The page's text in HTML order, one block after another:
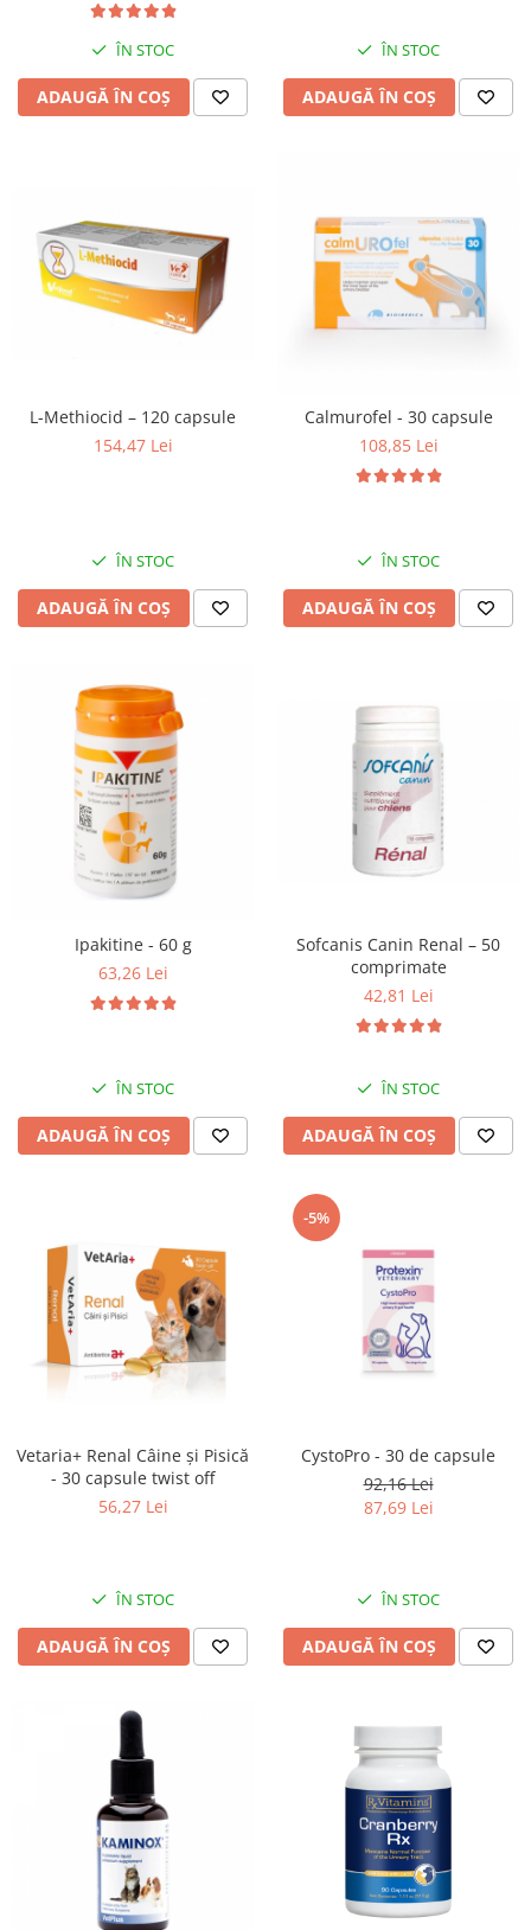
ÎN STOC
ADAUGĂ ÎN COȘ
ÎN STOC
ADAUGĂ ÎN COȘ
L-Methiocid – 120 capsule
154,47 Lei
ÎN STOC
ADAUGĂ ÎN COȘ
Calmurofel - 30 capsule
108,85 Lei
ÎN STOC
ADAUGĂ ÎN COȘ
Ipakitine - 60 g
63,26 Lei
ÎN STOC
ADAUGĂ ÎN COȘ
Sofcanis Canin Renal – 50
comprimate
42,81 Lei
ÎN STOC
ADAUGĂ ÎN COȘ
Vetaria+ Renal Câine și Pisică
- 30 capsule twist off
56,27 Lei
ÎN STOC
ADAUGĂ ÎN COȘ
-5%
CystoPro - 30 de capsule
92,16 Lei
87,69 Lei
ÎN STOC
ADAUGĂ ÎN COȘ